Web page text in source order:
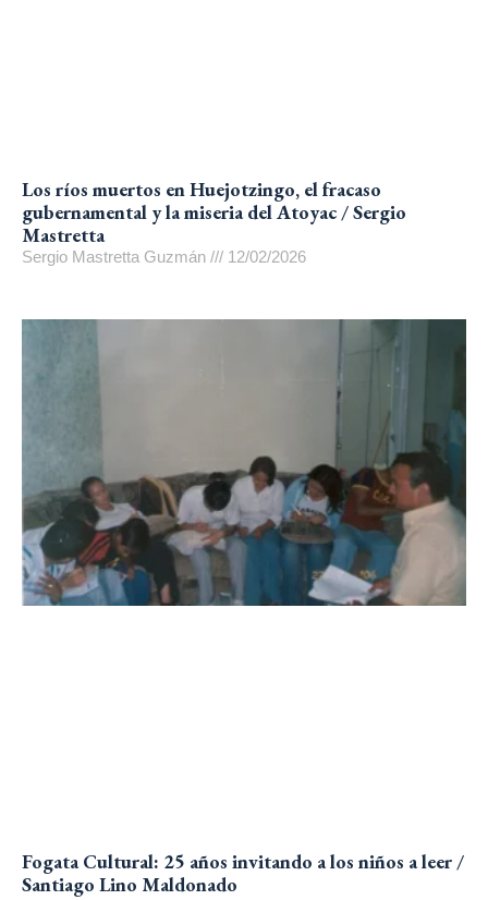
Los ríos muertos en Huejotzingo, el fracaso
gubernamental y la miseria del Atoyac / Sergio
Mastretta
Sergio Mastretta Guzmán 12/02/2026
Fogata Cultural: 25 años invitando a los niños a leer /
Santiago Lino Maldonado